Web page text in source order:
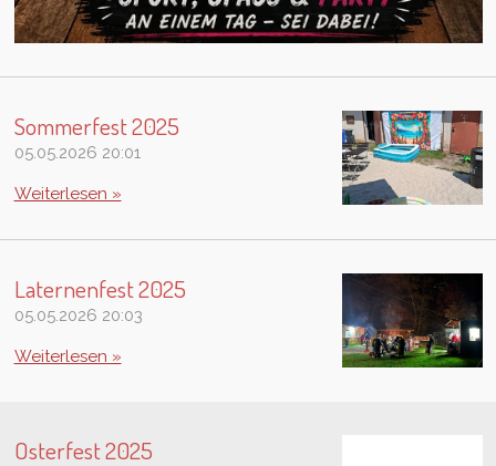
Sommerfest 2025
05.05.2026 20:01
Weiterlesen »
Laternenfest 2025
05.05.2026 20:03
Weiterlesen »
Osterfest 2025